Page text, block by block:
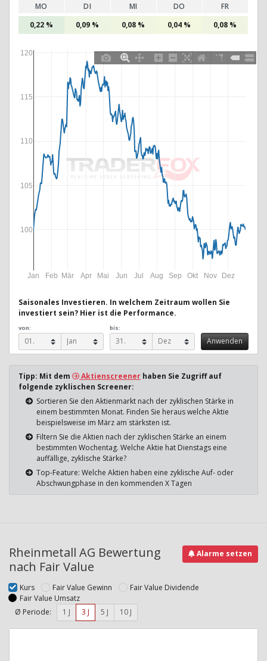
Jan Feb Mär Apr Mai Jun Jul Aug Sep Okt Nov Dez
100
105
110
115
120
MO DI MI DO
FR
0,22 %
0,09 % 0,08 % 0,04 % 0,08 %
Saisonales Investieren. In welchem Zeitraum wollen Sie
investiert sein? Hier ist die Performance.
von: bis:
Tipp: Mit dem Aktienscreener haben Sie Zugriff auf
folgende zyklischen Screener:
Sortieren Sie den Aktienmarkt nach der zyklischen Stärke in
einem bestimmten Monat. Finden Sie heraus welche Aktie
beispielsweise im März am stärksten ist.
Filtern Sie die Aktien nach der zyklischen Stärke an einem
bestimmten Wochentag. Welche Aktie hat Dienstags eine
auffällige, zyklische Stärke?
Top-Feature: Welche Aktien haben eine zyklische Auf- oder
Abschwungphase in den kommenden X Tagen
Rheinmetall AG Bewertung
nach Fair Value
Alarme setzen
Kurs Fair Value Gewinn
Fair Value Dividende
Fair Value Umsatz
Ø Periode:
1 J 3 J 5 J 10 J